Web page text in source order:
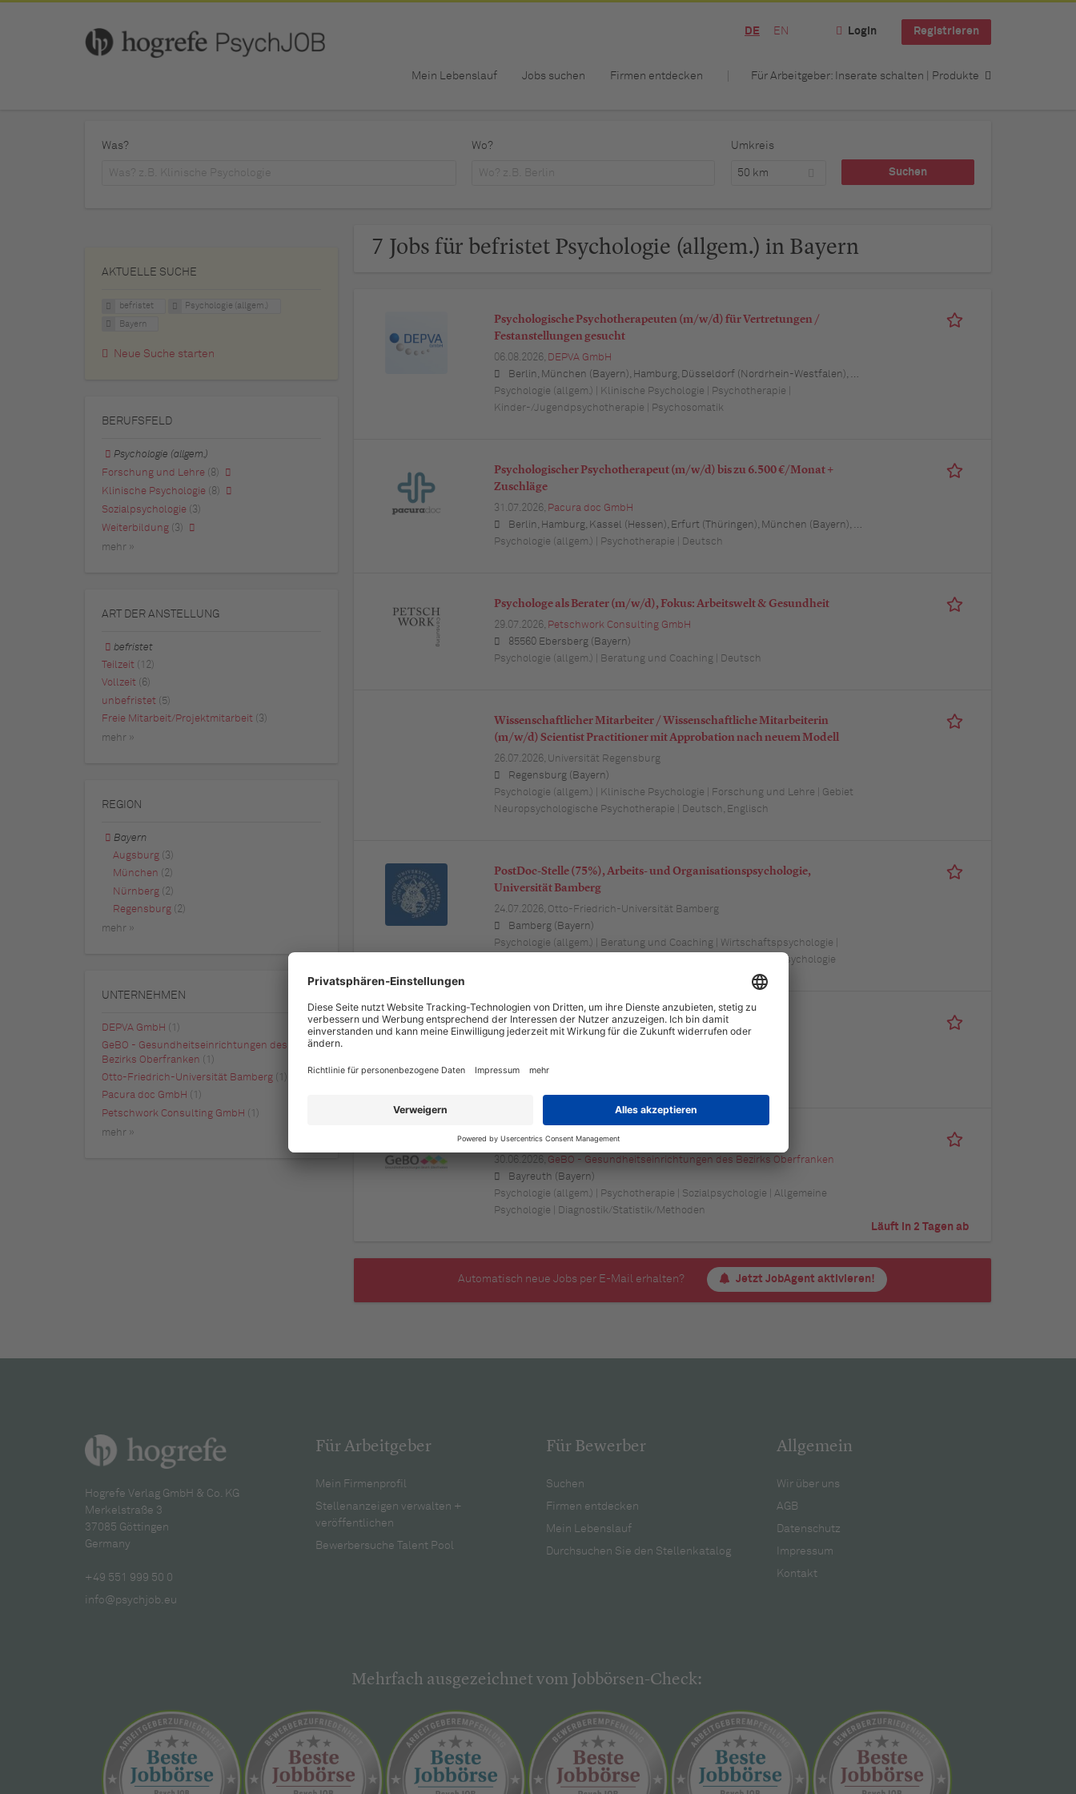
DE EN Login Registrieren
Mein Lebenslauf Jobs suchen Firmen entdecken Für Arbeitgeber: Inserate schalten | Produkte
Was? Wo? Umkreis
50 km
7 Jobs für befristet Psychologie (allgem.) in Bayern
Psychologische Psychotherapeuten (m/w/d) für Vertretungen /
Festanstellungen gesucht
06.08.2026, DEPVA GmbH
Berlin, München (Bayern), Hamburg, Düsseldorf (Nordrhein-Westfalen), Köln (Nordrhein-Westfalen), Essen (Nordrhein-Westfalen), Dortmund (Nordrhein-Westfalen), Stuttgart (Baden-Württemberg), Heilbronn (Baden-Württemberg), Hannover (Niedersachsen), Rostock (Mecklenburg-Vorpommern), Kiel (Schleswig-Holstein), Augsburg (Bayern), Nürnberg (Bayern), Frankfurt am Main (Hessen), Bremen, Schwerin (Mecklenburg-Vorpommern), Mainz (Rheinland-Pfalz), Saarbrücken (Saarland), Dresden (Sachsen), Magdeburg (Sachsen-Anhalt), Potsdam (Brandenburg), Erfurt (Thüringen), Würzburg (Bayern), Heilbronn (Baden-Württemberg), Leipzig (Sachsen)
Psychologie (allgem.) | Klinische Psychologie | Psychotherapie |
Kinder-/Jugendpsychotherapie | Psychosomatik
Psychologischer Psychotherapeut (m/w/d) bis zu 6.500 €/Monat +
Zuschläge
31.07.2026, Pacura doc GmbH
Berlin, Hamburg, Kassel (Hessen), Erfurt (Thüringen), München (Bayern), Köln (Nordrhein-Westfalen), Frankfurt am Main (Hessen), Stuttgart (Baden-Württemberg), Düsseldorf (Nordrhein-Westfalen), Leipzig (Sachsen), Dortmund (Nordrhein-Westfalen), Essen (Nordrhein-Westfalen), Bremen, Dresden (Sachsen), Hannover (Niedersachsen), Nürnberg (Bayern), Wuppertal (Nordrhein-Westfalen), Bielefeld (Nordrhein-Westfalen), Bonn (Nordrhein-Westfalen), Mannheim (Baden-Württemberg), Karlsruhe (Baden-Württemberg), Münster (Nordrhein-Westfalen), Augsburg (Bayern), Aachen (Nordrhein-Westfalen), Kiel (Schleswig-Holstein), Magdeburg (Sachsen-Anhalt), Freiburg im Breisgau (Baden-Württemberg), Würzburg (Bayern), Regensburg (Bayern)
Psychologie (allgem.) | Psychotherapie | Deutsch
Psychologe als Berater (m/w/d), Fokus: Arbeitswelt & Gesundheit
29.07.2026, Petschwork Consulting GmbH
85560 Ebersberg (Bayern)
Psychologie (allgem.) | Beratung und Coaching | Deutsch
Wissenschaftlicher Mitarbeiter / Wissenschaftliche Mitarbeiterin
(m/w/d) Scientist Practitioner mit Approbation nach neuem Modell
26.07.2026, Universität Regensburg
Regensburg (Bayern)
Psychologie (allgem.) | Klinische Psychologie | Forschung und Lehre | Gebiet
Neuropsychologische Psychotherapie | Deutsch, Englisch
PostDoc-Stelle (75%), Arbeits- und Organisationspsychologie,
Universität Bamberg
24.07.2026, Otto-Friedrich-Universität Bamberg
Bamberg (Bayern)
Psychologie (allgem.) | Beratung und Coaching | Wirtschaftspsychologie |
Forschung und Lehre | Arbeits-/Organisations-/Wirtschaftspsychologie
Psychologe (m/w/d) Psychoonkologischer Dienst
Psychologie (allgem.)
Psychologe (m/w/d) für die Präventionsstelle
30.06.2026, GeBO - Gesundheitseinrichtungen des Bezirks Oberfranken
Bayreuth (Bayern)
Psychologie (allgem.) | Psychotherapie | Sozialpsychologie | Allgemeine
Psychologie | Diagnostik/Statistik/Methoden
Läuft in 2 Tagen ab
Automatisch neue Jobs per E-Mail erhalten? Jetzt JobAgent aktivieren!
AKTUELLE SUCHE
befristet Psychologie (allgem.)
Bayern
Neue Suche starten
BERUFSFELD
Psychologie (allgem.)
Forschung und Lehre
(8)
Klinische Psychologie
(8)
Sozialpsychologie (3)
Weiterbildung (3)
mehr »
ART DER ANSTELLUNG
befristet
Teilzeit
(12)
Vollzeit
(6)
unbefristet (5)
Freie Mitarbeit/Projektmitarbeit (3)
mehr »
REGION
Bayern
Augsburg
(3)
München
(2)
Nürnberg (2)
Regensburg (2)
mehr »
UNTERNEHMEN
DEPVA GmbH (1)
GeBO - Gesundheitseinrichtungen des
Bezirks Oberfranken
(1)
Otto-Friedrich-Universität Bamberg
Pacura doc GmbH
(1)
Petschwork Consulting GmbH (1)
mehr »
Hogrefe Verlag GmbH & Co. KG
Merkelstraße 3
37085 Göttingen
Germany
+49 551 999 50 0
info@psychjob.eu
Für Arbeitgeber
Mein Firmenprofil
Stellenanzeigen verwalten +
veröffentlichen
Bewerbersuche Talent Pool
Für Bewerber
Suchen
Firmen entdecken
Mein Lebenslauf
Durchsuchen Sie den Stellenkatalog
Allgemein
Wir über uns
AGB
Datenschutz
Impressum
Kontakt
Mehrfach ausgezeichnet vom Jobbörsen-Check: